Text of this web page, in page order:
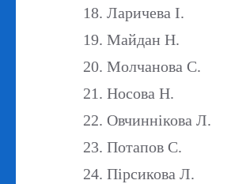
Ларичева І.
Майдан Н.
Молчанова С.
Носова Н.
Овчиннікова Л.
Потапов С.
Пірсикова Л.